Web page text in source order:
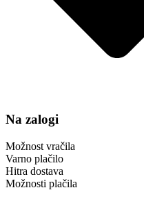
Na zalogi
Možnost vračila
Varno plačilo
Hitra dostava
Možnosti plačila